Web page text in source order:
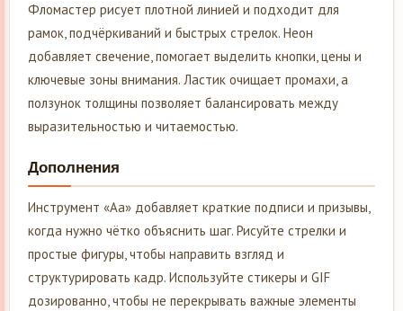
Фломастер рисует плотной линией и подходит для
рамок, подчёркиваний и быстрых стрелок. Неон
добавляет свечение, помогает выделить кнопки, цены и
ключевые зоны внимания. Ластик очищает промахи, а
ползунок толщины позволяет балансировать между
выразительностью и читаемостью.
Дополнения
Инструмент «Aa» добавляет краткие подписи и призывы,
когда нужно чётко объяснить шаг. Рисуйте стрелки и
простые фигуры, чтобы направить взгляд и
структурировать кадр. Используйте стикеры и GIF
дозированно, чтобы не перекрывать важные элементы